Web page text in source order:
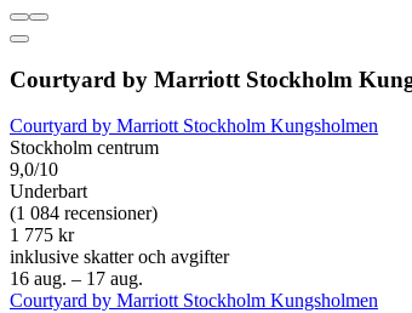
Courtyard by Marriott Stockholm
Courtyard by Marriott Stockholm Kungsholmen
Stockholm centrum
9,0/10
Underbart
(1 084 recensioner)
1 775 kr
inklusive skatter och avgifter
16 aug. – 17 aug.
Courtyard by Marriott Stockholm Kungsholmen